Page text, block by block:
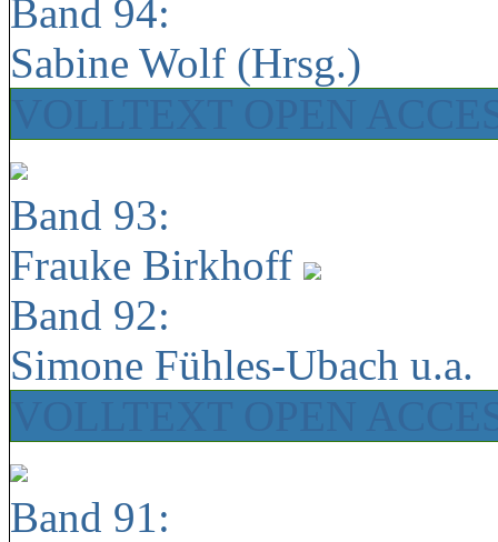
Band 94:
Sabine Wolf (Hrsg.)
Band 93:
Frauke Birkhoff
Band 92:
Simone Fühles-Ubach u.a.
Band 91: